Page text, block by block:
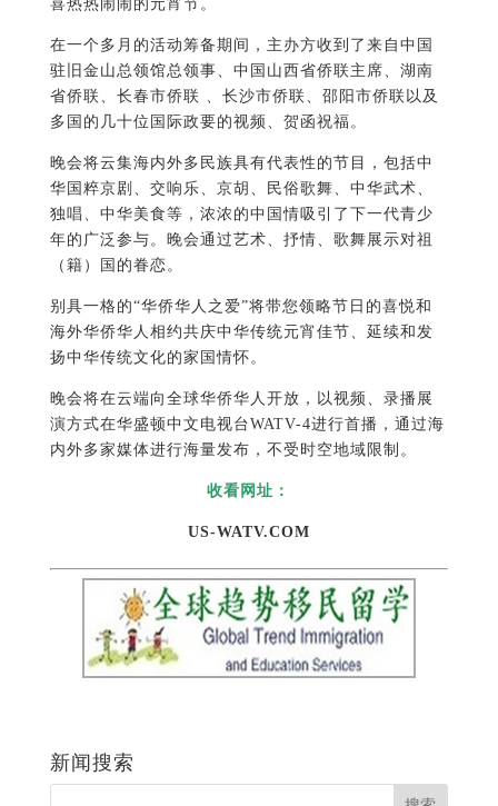
喜热热闹闹的元宵节。
在一个多月的活动筹备期间，主办方收到了来自中国
驻旧金山总领馆总领事、中国山西省侨联主席、湖南
省侨联、长春市侨联 、长沙市侨联、邵阳市侨联以及
多国的几十位国际政要的视频、贺函祝福。
晚会将云集海内外多民族具有代表性的节目，包括中
华国粹京剧、交响乐、京胡、民俗歌舞、中华武术、
独唱、中华美食等，浓浓的中国情吸引了下一代青少
年的广泛参与。晚会通过艺术、抒情、歌舞展示对祖
（籍）国的眷恋。
别具一格的“华侨华人之爱”将带您领略节日的喜悦和
海外华侨华人相约共庆中华传统元宵佳节、延续和发
扬中华传统文化的家国情怀。
晚会将在云端向全球华侨华人开放，以视频、录播展
演方式在华盛顿中文电视台WATV-4进行首播，通过海
内外多家媒体进行海量发布，不受时空地域限制。
收看网址：
US-WATV.COM
新闻搜索